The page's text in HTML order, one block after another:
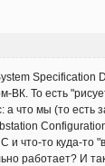
Specification
То есть
что мы (то есть
что-то куда-то
работает? И